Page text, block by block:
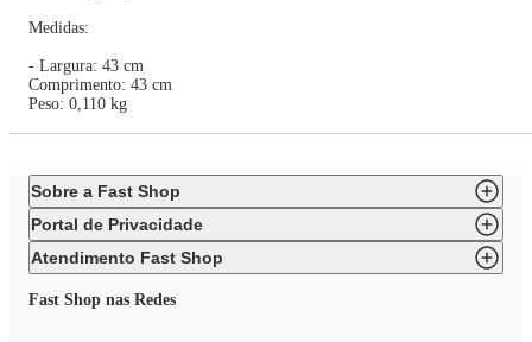
Medidas:
- Largura: 43 cm
Comprimento: 43 cm
Peso: 0,110 kg
Sobre a Fast Shop
Portal de Privacidade
Atendimento Fast Shop
Fast Shop nas Redes